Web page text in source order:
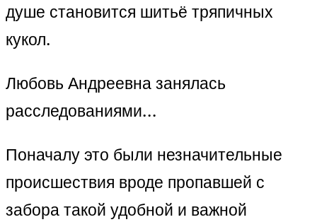
душе становится шитьё тряпичных
кукол.
Любовь Андреевна занялась
расследованиями…
Поначалу это были незначительные
происшествия вроде пропавшей с
забора такой удобной и важной